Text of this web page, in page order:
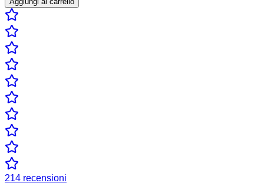
214 recensioni